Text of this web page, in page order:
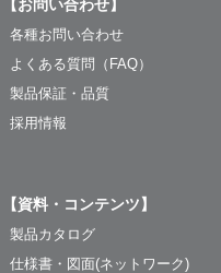
【お問い合わせ】
各種お問い合わせ
よくある質問（FAQ）
製品保証・品質
採用情報
【資料・コンテンツ】
製品カタログ
仕様書・図面(ネットワーク)